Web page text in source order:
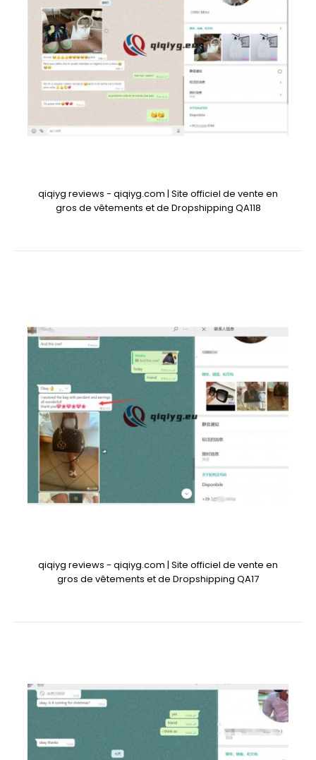
qiqiyg reviews - qiqiyg.com | Site officiel de vente en
gros de vêtements et de Dropshipping QA118
qiqiyg reviews - qiqiyg.com | Site officiel de vente en
gros de vêtements et de Dropshipping QA17